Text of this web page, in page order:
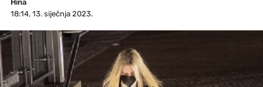
Hina
18:14, 13. siječnja 2023.